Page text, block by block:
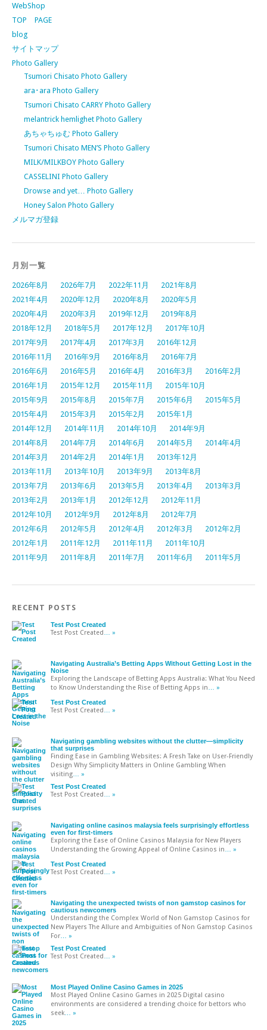
WebShop
TOP PAGE
blog
サイトマップ
Photo Gallery
Tsumori Chisato Photo Gallery
ara･ara Photo Gallery
Tsumori Chisato CARRY Photo Gallery
melantrick hemlighet Photo Gallery
あちゃちゅむ Photo Gallery
Tsumori Chisato MEN’S Photo Gallery
MILK/MILKBOY Photo Gallery
CASSELINI Photo Gallery
Drowse and yet… Photo Gallery
Honey Salon Photo Gallery
メルマガ登録
月別一覧
2026年8月 2026年7月 2022年11月
2021年8月
2021年4月
2020年12月 2020年8月
2020年5月
2020年4月
2020年3月 2019年12月
2019年8月
2018年12月
2018年5月 2017年12月
2017年10月
2017年9月
2017年4月 2017年3月
2016年12月
2016年11月
2016年9月 2016年8月
2016年7月
2016年6月
2016年5月 2016年4月 2016年3月
2016年2月
2016年1月
2015年12月 2015年11月
2015年10月
2015年9月
2015年8月 2015年7月 2015年6月
2015年5月
2015年4月
2015年3月 2015年2月
2015年1月
2014年12月
2014年11月 2014年10月
2014年9月
2014年8月
2014年7月 2014年6月 2014年5月
2014年4月
2014年3月
2014年2月 2014年1月
2013年12月
2013年11月
2013年10月 2013年9月
2013年8月
2013年7月
2013年6月 2013年5月 2013年4月
2013年3月
2013年2月
2013年1月 2012年12月
2012年11月
2012年10月
2012年9月 2012年8月
2012年7月
2012年6月
2012年5月 2012年4月 2012年3月
2012年2月
2012年1月
2011年12月 2011年11月
2011年10月
2011年9月
2011年8月 2011年7月 2011年6月 2011年5月
RECENT POSTS
Test Post Created
Test Post Created … »
Navigating Australia’s Betting Apps Without Getting Lost in the
Noise
Exploring the Landscape of Betting Apps Australia: What You Need
to Know Understanding the Rise of Betting Apps in … »
Test Post Created
Test Post Created … »
Navigating gambling websites without the clutter—simplicity
that surprises
Finding Ease in Gambling Websites: A Fresh Take on User-Friendly
Design Why Simplicity Matters in Online Gambling When
visiting … »
Test Post Created
Test Post Created … »
Navigating online casinos malaysia feels surprisingly effortless
even for first-timers
Exploring the Ease of Online Casinos Malaysia for New Players
Understanding the Growing Appeal of Online Casinos in … »
Test Post Created
Test Post Created … »
Navigating the unexpected twists of non gamstop casinos for
cautious newcomers
Understanding the Complex World of Non Gamstop Casinos for
New Players The Allure and Ambiguities of Non Gamstop Casinos
For … »
Test Post Created
Test Post Created … »
Most Played Online Casino Games in 2025
Most Played Online Casino Games in 2025 Digital casino
environments are considered a trending choice for bettors who
seek … »